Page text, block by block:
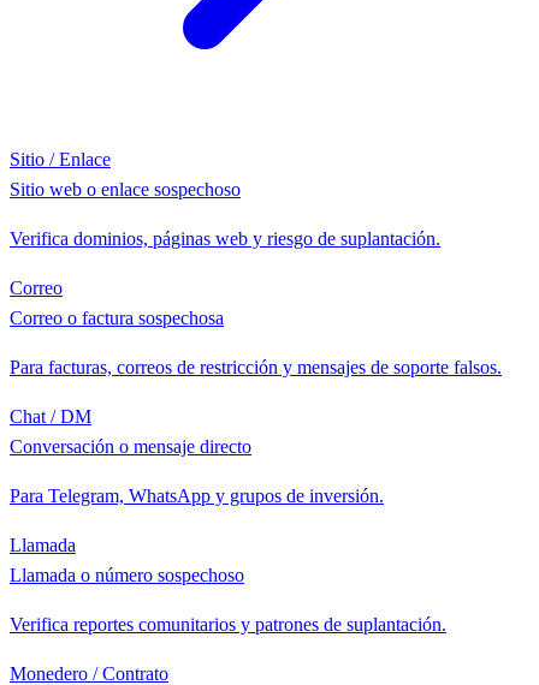
Sitio / Enlace
Sitio web o enlace sospechoso
Verifica dominios, páginas web y riesgo de suplantación.
Correo
Correo o factura sospechosa
Para facturas, correos de restricción y mensajes de soporte falsos.
Chat / DM
Conversación o mensaje directo
Para Telegram, WhatsApp y grupos de inversión.
Llamada
Llamada o número sospechoso
Verifica reportes comunitarios y patrones de suplantación.
Monedero / Contrato